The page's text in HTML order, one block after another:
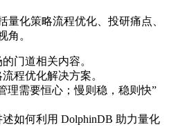
量化策略流程优化、投研痛点、
角。
门道相关内容。
程优化解决方案。
理需要恒心；慢则稳，稳则快”
如何利用 DolphinDB 助力量化